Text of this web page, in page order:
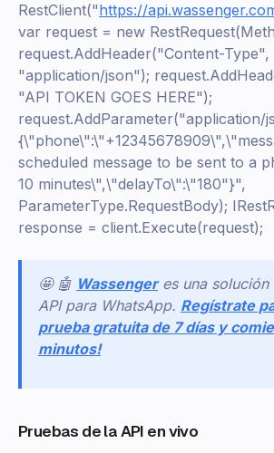
RestClient("https://
var request = new
request.AddHeader("Content-Type",
"application/json");
"API TOKEN GOES HERE");
request.AddParameter("application/
scheduled message to be sent to a
10 minutes\",\"delayTo\":\"180"}",
ParameterType.RequestBody);
response = client.Execute(request);
🤩 🤖 Wassenger es una
API para WhatsApp. Regístrate
prueba gratuita de 7 días y
minutos!
Pruebas de la API en vivo